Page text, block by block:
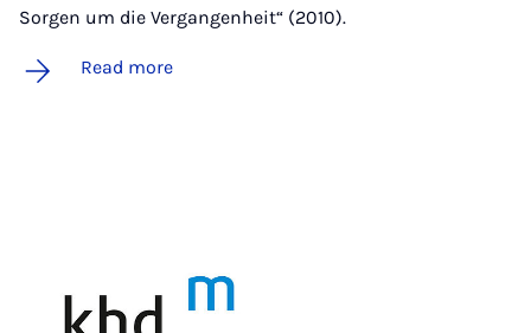
Sorgen um die Vergangenheit“ (2010).
Read more